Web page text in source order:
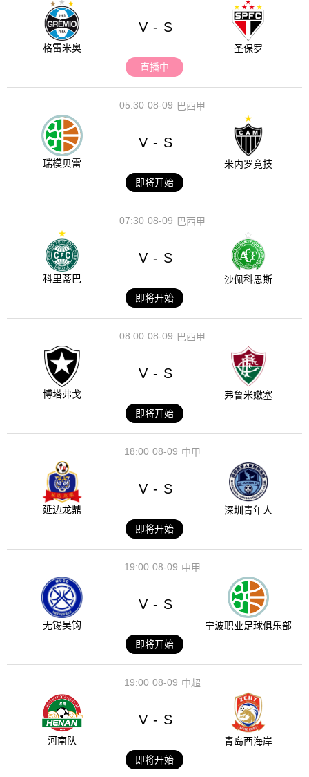
格雷米奥
V - S
圣保罗
直播中
08-09
05:30 巴西甲
瑞模贝雷
V - S
米内罗竞技
即将开始
08-09
07:30 巴西甲
科里蒂巴
V - S
沙佩科恩斯
即将开始
08-09
08:00 巴西甲
博塔弗戈
V - S
弗鲁米嫩塞
即将开始
08-09
18:00 中甲
延边龙鼎
V - S
深圳青年人
即将开始
08-09
19:00 中甲
无锡吴钩
V - S
宁波职业足球俱乐部
即将开始
08-09
19:00 中超
河南队
V - S
青岛西海岸
即将开始